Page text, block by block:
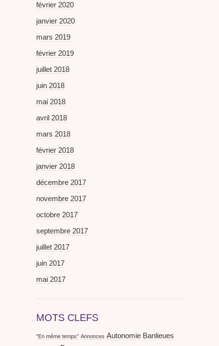
février 2020
janvier 2020
mars 2019
février 2019
juillet 2018
juin 2018
mai 2018
avril 2018
mars 2018
février 2018
janvier 2018
décembre 2017
novembre 2017
octobre 2017
septembre 2017
juillet 2017
juin 2017
mai 2017
MOTS CLEFS
"En même temps" Annonces Autonomie Banlieues